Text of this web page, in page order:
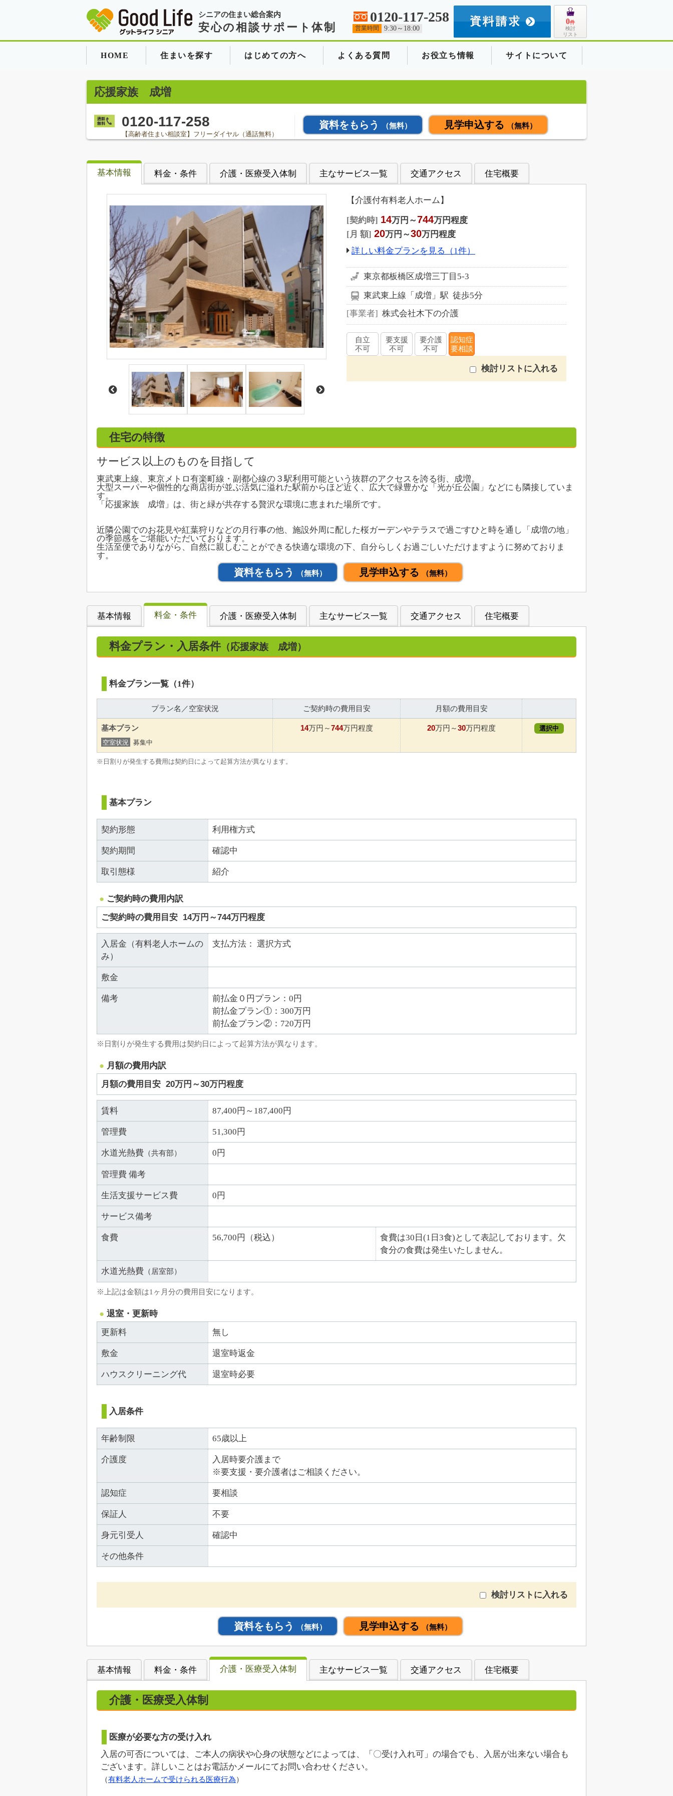
シニアの住まい総合案内
安心の相談サポート体制
0120-117-258
営業時間 9:30～18:00
0件
検討
リスト
HOME 住まいを探す はじめての方へ よくある質問 お役立ち情報 サイトについて
応援家族 成増
0120-117-258
【高齢者住まい相談室】フリーダイヤル（通話無料）
資料をもらう （無料） 見学申込する （無料）
基本情報 料金・条件 介護・医療受入体制 主なサービス一覧 交通アクセス 住宅概要
【介護付有料老人ホーム】
契約時 14万円～744万円程度
月 額 20万円～30万円程度
詳しい料金プランを見る（1件）
東京都板橋区成増三丁目5-3
東武東上線「成増」駅 徒歩5分
事業者
株式会社木下の介護
自立
不可
要支援
不可
要介護
不可
認知症
要相談
検討リストに入れる
住宅の特徴
サービス以上のものを目指して
東武東上線、東京メトロ有楽町線・副都心線の３駅利用可能という抜群のアクセスを誇る街、成増。
大型スーパーや個性的な商店街が並ぶ活気に溢れた駅前からほど近く、広大で緑豊かな「光が丘公園」などにも隣接していま
す。
「応援家族 成増」は、街と緑が共存する贅沢な環境に恵まれた場所です。
近隣公園でのお花見や紅葉狩りなどの月行事の他、施設外周に配した桜ガーデンやテラスで過ごすひと時を通し「成増の地」
の季節感をご堪能いただいております。
生活至便でありながら、自然に親しむことができる快適な環境の下、自分らしくお過ごしいただけますように努めておりま
す。
資料をもらう （無料） 見学申込する （無料）
基本情報 料金・条件 介護・医療受入体制 主なサービス一覧 交通アクセス 住宅概要
料金プラン・入居条件 （応援家族 成増）
料金プラン一覧（1件）
プラン名／空室状況 ご契約時の費用目安 月額の費用目安
基本プラン
空室状況 募集中
14万円～744万円程度 20万円～30万円程度 選択中
※日割りが発生する費用は契約日によって起算方法が異なります。
基本プラン
契約形態 利用権方式
契約期間 確認中
取引態様 紹介
ご契約時の費用内訳
ご契約時の費用目安 14万円～744万円程度
入居金（有料老人ホームの
み）
支払方法： 選択方式
敷金
備考
前払金０円プラン：0円
前払金プラン①：300万円
前払金プラン②：720万円
※日割りが発生する費用は契約日によって起算方法が異なります。
月額の費用内訳
月額の費用目安 20万円～30万円程度
賃料 87,400円～187,400円
管理費 51,300円
水道光熱費 （共有部） 0円
管理費 備考
生活支援サービス費 0円
サービス備考
食費 56,700円（税込）
食費は30日(1日3食)として表記しております。欠
食分の食費は発生いたしません。
水道光熱費 （居室部）
※上記は金額は1ヶ月分の費用目安になります。
退室・更新時
更新料
無し
敷金 退室時返金
ハウスクリーニング代 退室時必要
入居条件
年齢制限 65歳以上
介護度
入居時要介護まで
※要支援・要介護者はご相談ください。
認知症 要相談
保証人 不要
身元引受人 確認中
その他条件
検討リストに入れる
資料をもらう （無料） 見学申込する （無料）
基本情報 料金・条件 介護・医療受入体制 主なサービス一覧 交通アクセス 住宅概要
介護・医療受入体制
医療が必要な方の受け入れ
入居の可否については、ご本人の病状や心身の状態などによっては、「〇受け入れ可」の場合でも、入居が出来ない場合も
ございます。詳しいことはお電話かメールにてお問い合わせください。
（有料老人ホームで受けられる医療行為）